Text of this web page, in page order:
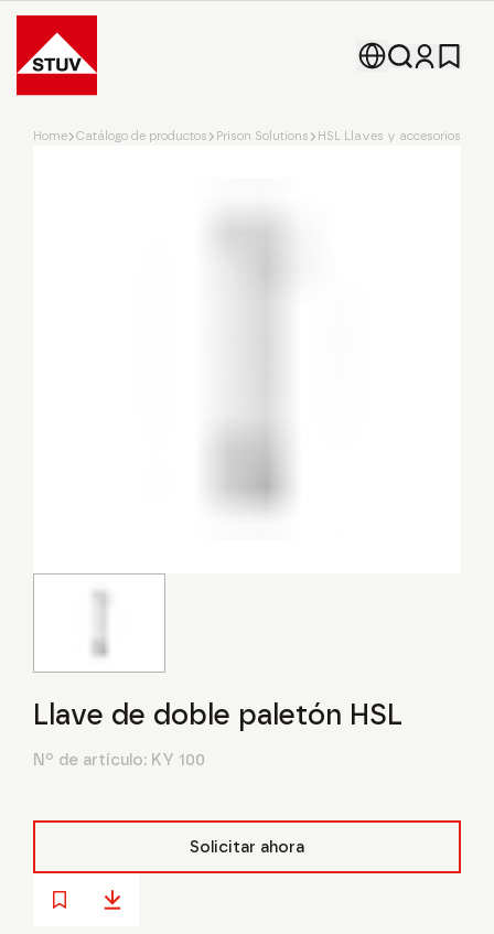
Go To the Homepage
Home Catálogo de productos Prison Solutions HSL Llaves y accesorios
Llave de doble paletón HSL
Nº de artículo: KY 100
Solicitar ahora